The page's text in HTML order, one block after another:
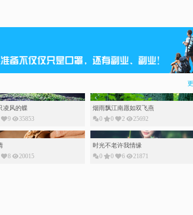
凌风的蝶
9 35853
烟雨飘江南愿如双飞燕
0
0 2 25692
8 20015
时光不老许我情缘
0
0 6 21871